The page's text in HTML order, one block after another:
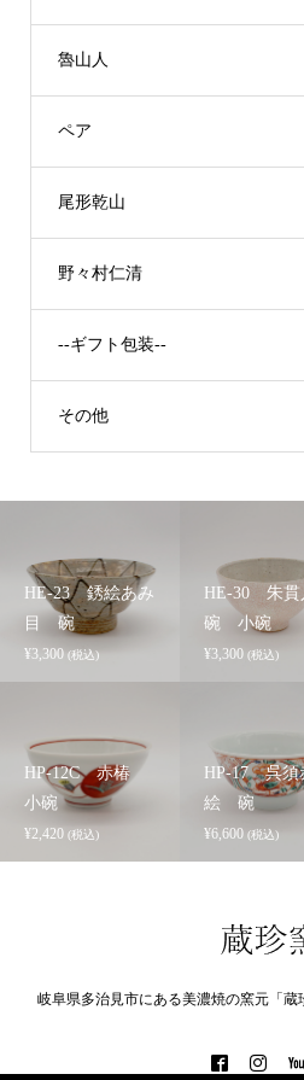
魯山人
ペア
尾形乾山
野々村仁清
--ギフト包装--
その他
HE-23 銹絵あみ
目 碗
¥3,300 (税込)
HE-30 朱貫
碗 小碗
¥3,300 (税込)
HP-12C 赤椿
小碗
¥2,420 (税込)
HP-17 呉須
絵 碗
¥6,600 (税込)
岐阜県多治見市にある美濃焼の窯元「